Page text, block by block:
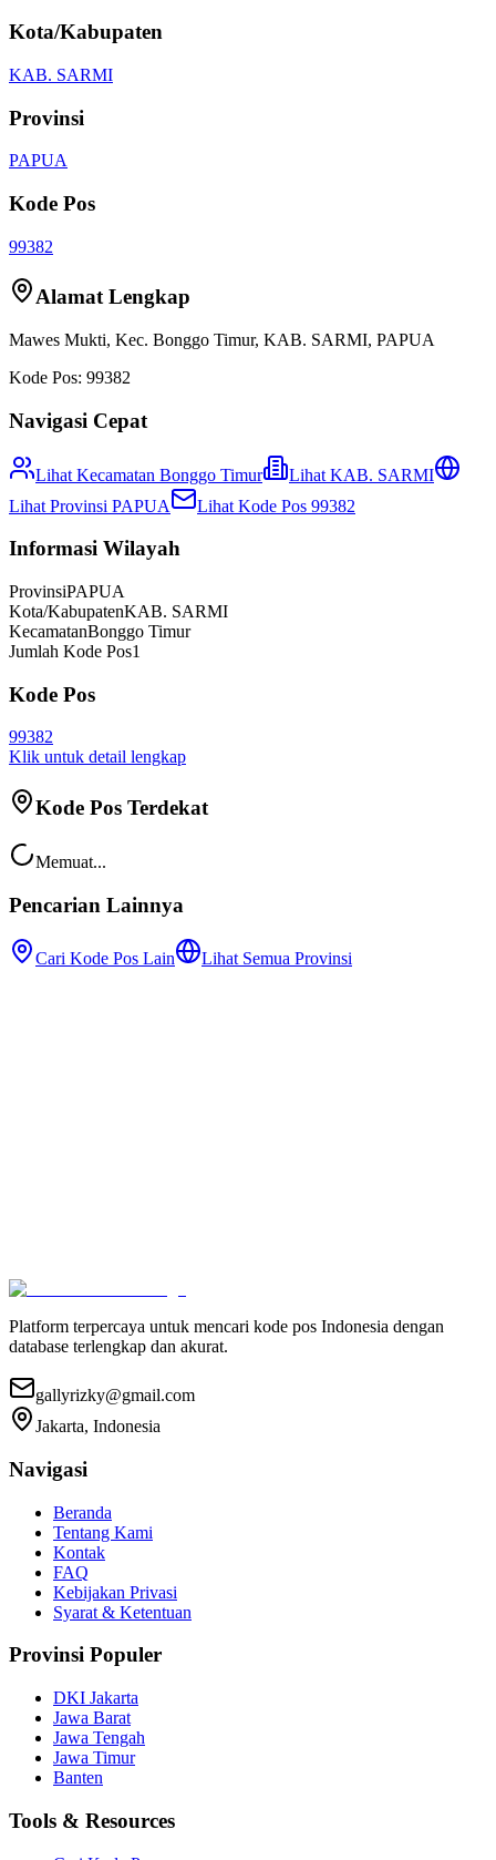
Kota/Kabupaten
KAB. SARMI
Provinsi
PAPUA
Kode Pos
99382
Alamat Lengkap
Mawes Mukti, Kec. Bonggo Timur, KAB. SARMI, PAPUA
Kode Pos: 99382
Navigasi Cepat
Lihat Kecamatan Bonggo Timur Lihat KAB. SARMI
Lihat Provinsi PAPUA Lihat Kode Pos 99382
Informasi Wilayah
ProvinsiPAPUA
Kota/KabupatenKAB. SARMI
KecamatanBonggo Timur
Jumlah Kode Pos1
Kode Pos
99382
Klik untuk detail lengkap
Kode Pos Terdekat
Memuat...
Pencarian Lainnya
Cari Kode Pos Lain Lihat Semua Provinsi
Platform terpercaya untuk mencari kode pos Indonesia dengan
database terlengkap dan akurat.
gallyrizky@gmail.com
Jakarta, Indonesia
Navigasi
Beranda
Tentang Kami
Kontak
FAQ
Kebijakan Privasi
Syarat & Ketentuan
Provinsi Populer
DKI Jakarta
Jawa Barat
Jawa Tengah
Jawa Timur
Banten
Tools & Resources